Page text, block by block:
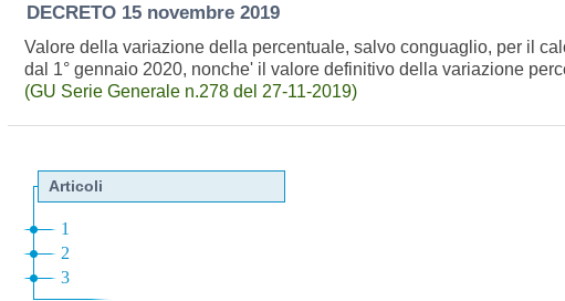
DECRETO 15 novembre 2019
Valore della variazione della percentuale, salvo conguaglio, per il
dal 1° gennaio 2020, nonche' il valore definitivo della variazione
(GU Serie Generale n.278 del 27-11-2019)